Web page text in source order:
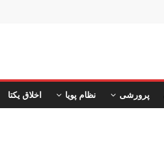
پرورشی نظام پویا اخلاق یکتا